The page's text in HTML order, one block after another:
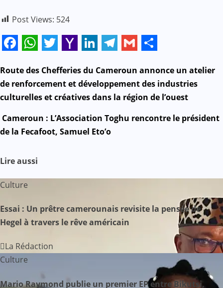
Post Views: 524
Mail
N
a
v
i
g
a
i
o
n
d
Route des Chefferies du Cameroun annonce un atelier
de renforcement et développement des industries
culturelles et créatives dans la région de l’ouest
Cameroun : L’Association Toghu rencontre le président
de la Fecafoot, Samuel Eto’o
Lire aussi
Culture
Essai : Un prêtre camerounais revisite la pensée de
Hegel à travers le rêve américain
La Rédaction
Culture
Mario Raymond publie un premier EP entre Bikutsi,